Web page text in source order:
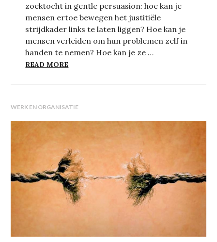
zoektocht in gentle persuasion: hoe kan je
mensen ertoe bewegen het justitiële
strijdkader links te laten liggen? Hoe kan je
mensen verleiden om hun problemen zelf in
handen te nemen? Hoe kan je ze …
READ MORE
WERK EN ORGANISATIE